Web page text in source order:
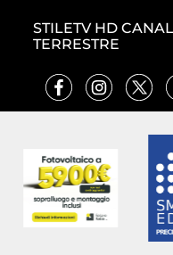
STILETV HD
TERRESTRE